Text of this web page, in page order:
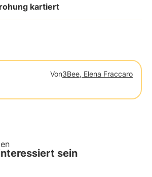
kartiert
Von3Bee, Elena Fraccaro
sein